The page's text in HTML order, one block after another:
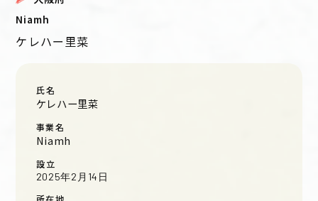
Niamh
ケレハー里菜
氏名
ケレハー里菜
事業名
Niamh
設立
2025年2月14日
所在地